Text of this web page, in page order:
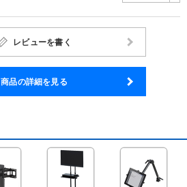
レビューを書く
商品の詳細を見る